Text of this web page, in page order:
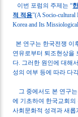
이번 포럼의 주제는 “
적 적용”(A Socio-cultural
Korea and Its
본 연구는 한국전쟁 이
연유로부터 퇴조현상을
다. 그러한 원인에 대해
성의 여부 등에 따라 다
그 중에서도 본 연구
에 기초하여 한국교회
사회문화적 성격과 새